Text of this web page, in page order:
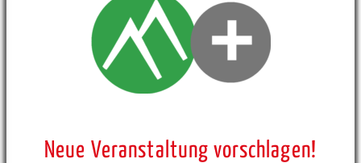
Neue Veranstaltung vorschlagen!